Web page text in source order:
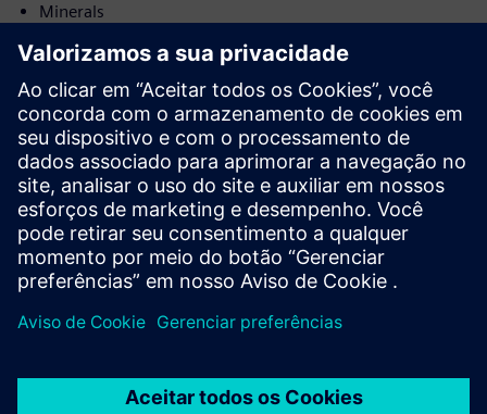
Minerals
Post and logistics
Movimento
Service
Fornece um serviço para um produto/solução do Siemens
Xcelerator que ajuda o cliente a implementá-lo, integrá-lo,
operá-lo ou mantê-lo